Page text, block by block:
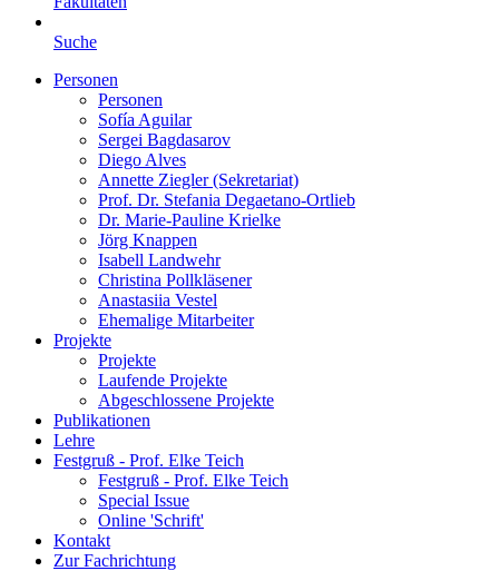
Suche
Personen
Personen
Sofía Aguilar
Sergei Bagdasarov
Diego Alves
Annette Ziegler (Sekretariat)
Prof. Dr. Stefania Degaetano-Ortlieb
Dr. Marie-Pauline Krielke
Jörg Knappen
Isabell Landwehr
Christina Pollkläsener
Anastasiia Vestel
Ehemalige Mitarbeiter
Projekte
Projekte
Laufende Projekte
Abgeschlossene Projekte
Publikationen
Lehre
Festgruß - Prof. Elke Teich
Festgruß - Prof. Elke Teich
Special Issue
Online 'Schrift'
Kontakt
Zur Fachrichtung